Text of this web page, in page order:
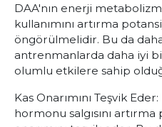
DAA'nın enerji
kullanımını artırma
öngörülmelidir. Bu da
antrenmanlarda daha iyi
olumlu etkilere sahip
Kas Onarımını Teşvik
hormonu salgısını